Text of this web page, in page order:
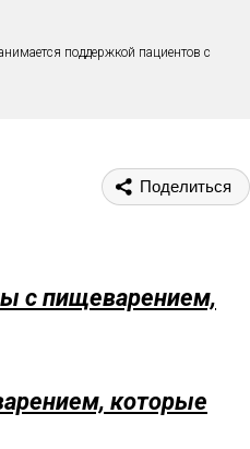
поддержкой пациентов с
Поделиться
с пищеварением,
которые